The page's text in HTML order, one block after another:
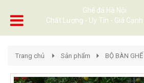
Ghế đá Hà Nội
Chất Lượng - Uy Tín - Giá
Trang chủ Sản phẩm BỘ BÀN